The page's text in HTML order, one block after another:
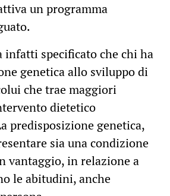
un programma
infatti specificato che chi ha
genetica allo sviluppo di
che trae maggiori
dietetico
predisposizione genetica,
sia una condizione
vantaggio, in relazione a
le abitudini, anche